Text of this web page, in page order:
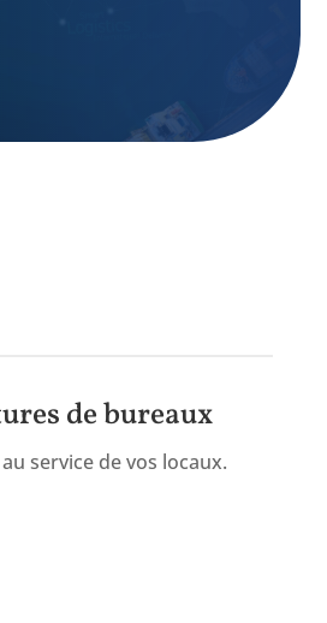
de bureaux
au service de vos locaux.